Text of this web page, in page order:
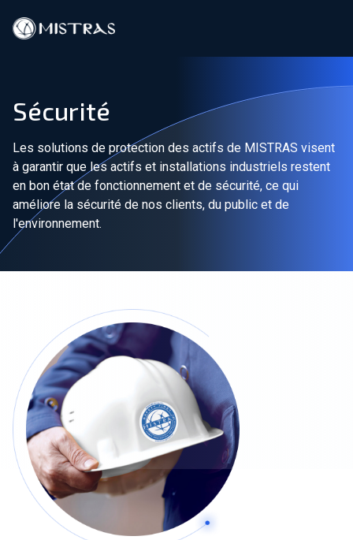
Services sur le terrain
Services en laboratoire
Produits
Industries
Contact
Rejoindre notre équipe
À propos de nous
fr-CA
Mondial
Sécurité
Les solutions de protection des actifs de MISTRAS visent
à garantir que les actifs et installations industriels restent
en bon état de fonctionnement et de sécurité, ce qui
améliore la sécurité de nos clients, du public et de
l'environnement.